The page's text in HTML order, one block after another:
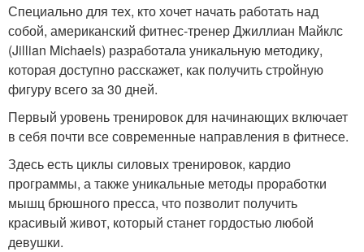
Специально для тех, кто хочет начать работать над
собой, американский фитнес-тренер Джиллиан Майклс
(Jillian Michaels) разработала уникальную методику,
которая доступно расскажет, как получить стройную
фигуру всего за 30 дней.
Первый уровень тренировок для начинающих включает
в себя почти все современные направления в фитнесе.
Здесь есть циклы силовых тренировок, кардио
программы, а также уникальные методы проработки
мышц брюшного пресса, что позволит получить
красивый живот, который станет гордостью любой
девушки.